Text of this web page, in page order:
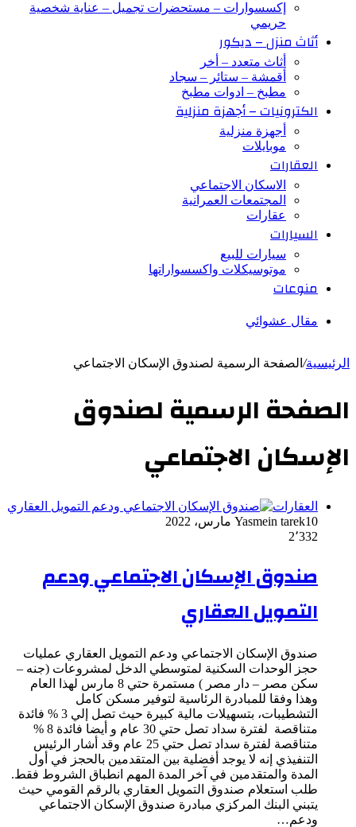
إكسسوارات – مستحضرات تجميل – عناية شخصية
حريمي
أثاث منزل – ديكور
أثاث متعدد – أخر
أقمشة – ستائر – سجاد
مطبخ – ادوات مطبخ
الكترونيات – أجهزة منزلية
أجهزة منزلية
موبايلات
العقارات
الاسكان الاجتماعي
المجتمعات العمرانية
عقارات
السيارات
سيارات للبيع
موتوسيكلات واكسسواراتها
منوعات
مقال عشوائي
الرئيسية/ الصفحة الرسمية لصندوق الإسكان الاجتماعي
الصفحة الرسمية لصندوق
الإسكان الاجتماعي
العقارات
Yasmein tarek10 مارس، 2022
2٬332
صندوق الإسكان الاجتماعي ودعم
التمويل العقاري
صندوق الإسكان الاجتماعي ودعم التمويل العقاري عمليات
حجز الوحدات السكنية لمتوسطي الدخل لمشروعات (جنه –
سكن مصر – دار مصر ) مستمرة حتي 8 مارس لهذا العام
وهذا وفقا للمبادرة الرئاسية لتوفير مسكن كامل
التشطيبات، بتسهيلات مالية كبيرة حيث تصل إلي 3 % فائدة
متناقصة لفترة سداد تصل حتي 30 عام و أيضا فائدة 8 %
متناقصة لفترة سداد تصل حتي 25 عام وقد أشار الرئيس
التنفيذي إنه لا يوجد أفضلية بين المتقدمين بالحجز في أول
المدة والمتقدمين في آخر المدة المهم انطباق الشروط فقط.
طلب استعلام صندوق التمويل العقاري بالرقم القومي حيث
يتبني البنك المركزي مبادرة صندوق الإسكان الاجتماعي
ودعم…